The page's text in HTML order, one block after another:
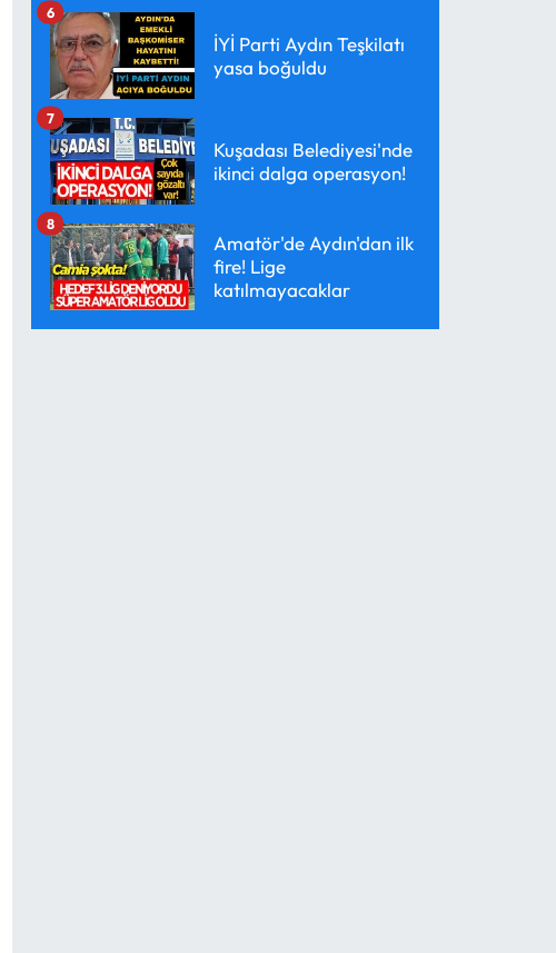
İYİ Parti Aydın Teşkilatı
yasa boğuldu
6
Kuşadası Belediyesi'nde
ikinci dalga operasyon!
7
Amatör'de Aydın'dan ilk
fire! Lige
katılmayacaklar
8